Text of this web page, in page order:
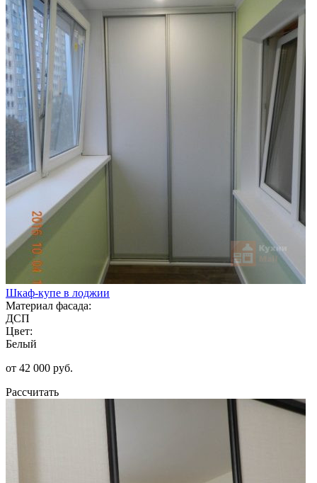
Шкаф-купе в лоджии
Материал фасада:
ДСП
Цвет:
Белый
от 42 000 руб.
Рассчитать